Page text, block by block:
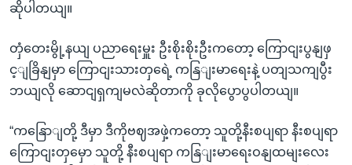
ဆိုပါတယျ။
တှံတေးမွို့နယျ ပညာရေးမှူး ဦးစိုးစိုးဦးကတော့ ကြောငျးပွနျဖှ
င့ျခြိနျမှာ ကြောငျးသားတှရေဲ့ ကနြျးမာရေးနဲ့ ပတျသကျပွီး
ဘယျလို ဆောငျရှကျမလဲဆိုတာကို ခုလိုပွောပွပါတယျ။
“ကနြောျတို့ ဒီမှာ ဒီကိုဗဈအဖှဲ့ကတော့ သူတို့နီးစပျရာ နီးစပျရာ
ကြောငျးတှမှော သူတို့ နီးစပျရာ ကနြျးမာရေးဝနျထမျးလေး